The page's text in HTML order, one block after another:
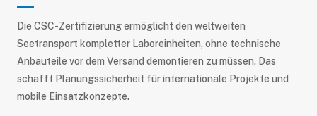
Die CSC-Zertifizierung ermöglicht den weltweiten
Seetransport kompletter Laboreinheiten, ohne technische
Anbauteile vor dem Versand demontieren zu müssen. Das
schafft Planungssicherheit für internationale Projekte und
mobile Einsatzkonzepte.